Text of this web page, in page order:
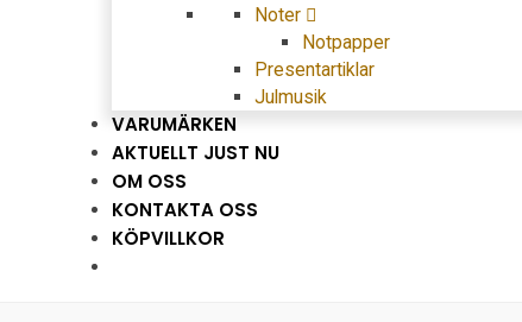
Noter
Notpapper
Presentartiklar
Julmusik
VARUMÄRKEN
AKTUELLT JUST NU
OM OSS
KONTAKTA OSS
KÖPVILLKOR